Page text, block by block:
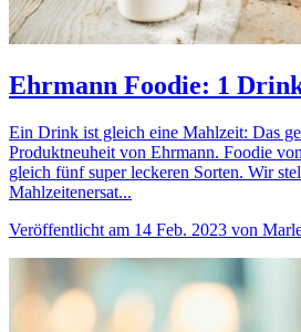
Ehrmann Foodie: 1
Ein Drink ist gleich eine Mahlzeit: Das
Produktneuheit von Ehrmann. Foodie
gleich fünf super leckeren Sorten. Wir
Mahlzeitenersat...
Veröffentlicht am 14 Feb. 2023 von